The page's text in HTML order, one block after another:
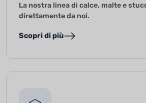
La nostra linea di calce, malte e
direttamente da noi.
Scopri di più